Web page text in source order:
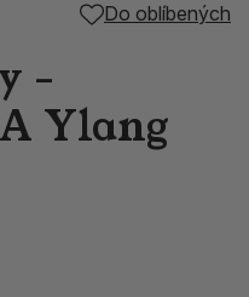
Do oblíbených
-
Ylang